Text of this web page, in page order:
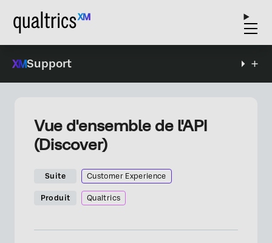
Support
Vue d'ensemble de l'API
(Discover)
Suite Customer Experience
Produit Qualtrics